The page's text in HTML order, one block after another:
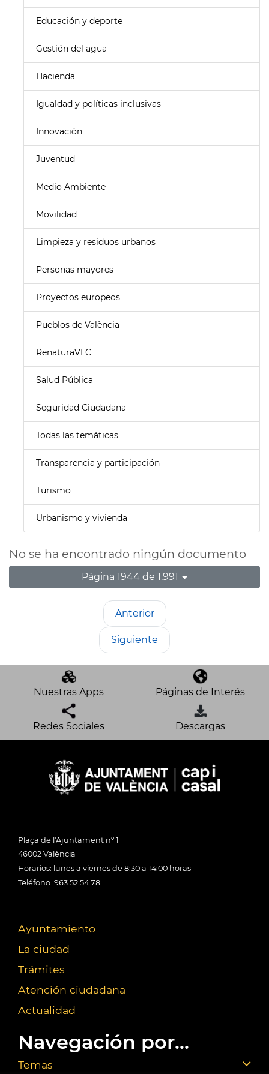
Educación y deporte
Gestión del agua
Hacienda
Igualdad y políticas inclusivas
Innovación
Juventud
Medio Ambiente
Movilidad
Limpieza y residuos urbanos
Personas mayores
Proyectos europeos
Pueblos de València
RenaturaVLC
Salud Pública
Seguridad Ciudadana
Todas las temáticas
Transparencia y participación
Turismo
Urbanismo y vivienda
No se ha encontrado ningún documento
Página 1944 de 1.991
Anterior
Siguiente
Nuestras Apps Páginas de Interés
Redes Sociales Descargas
Plaça de l'Ajuntament nº 1
46002 València
Horarios: lunes a viernes de 8:30 a 14:00 horas
Teléfono: 963 52 54 78
Ayuntamiento
La ciudad
Trámites
Atención ciudadana
Actualidad
Navegación por...
Temas